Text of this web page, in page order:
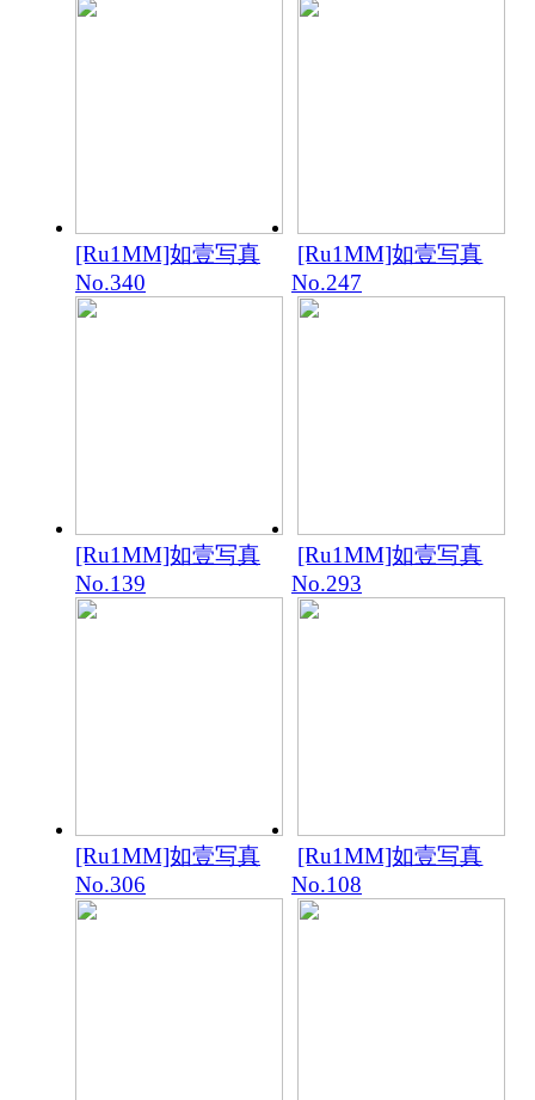
[Ru1MM]如壹写真
No.340
[Ru1MM]如壹写真
No.247
[Ru1MM]如壹写真
No.139
[Ru1MM]如壹写真
No.293
[Ru1MM]如壹写真
No.306
[Ru1MM]如壹写真
No.108